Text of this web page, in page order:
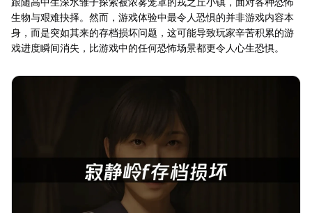
生物与艰难抉择。然而，游戏体验中最令人恐惧的并非游戏内容本
身，而是突如其来的存档损坏问题，这可能导致玩家辛苦积累的游
戏进度瞬间消失，比游戏中的任何恐怖场景都更令人心生恐惧。